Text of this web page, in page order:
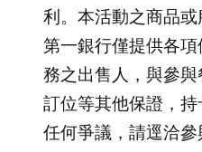
利。本活動之商品或
第一銀行僅提供各
務之出售人，與參
訂位等其他保證，
任何爭議，請逕洽參